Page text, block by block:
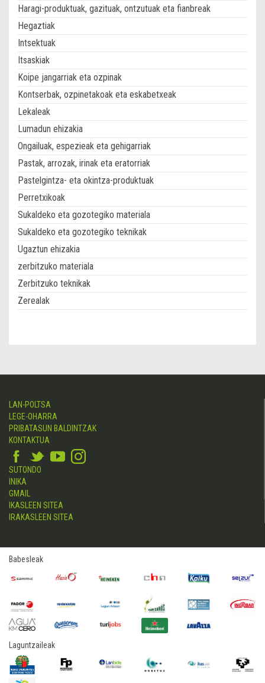
Haragi-produktuak, gazituak, ontzutuak eta fianbreak
Hegaztiak
Intsektuak
Itsaskiak
Koipe jangarriak eta ozpinak
Kontserbak, ozpinetakoak eta eskabetxeak
Lekaleak
Lumadun ehizakia
Ongailuak, espezieak eta gehigarriak
Pastak, arrozak, irinak eta eratorriak
Pastelgintza- eta okintza-produktuak
Perretxikoak
Sukaldeko eta gozotegiko materiala
Sukaldeko eta gozotegiko teknikak
Ugaztun ehizakia
zerbitzuko materiala
Zerbitzuko teknikak
Zerealak
LAN-POLTSA
LEGE-OHARRA
PRIBATASUN BALDINTZAK
KONTAKTUA
SUTONDO
INIKA
GMAIL
IKASLEEN SITEA
IRAKASLEEN SITEA
Babesleak
Laguntzaileak